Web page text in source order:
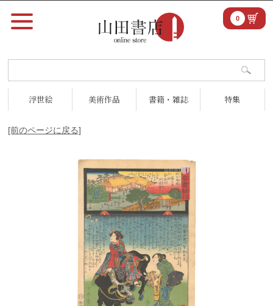
浮世絵 美術作品 書籍・雑誌 特集
0
[前のページに戻る]